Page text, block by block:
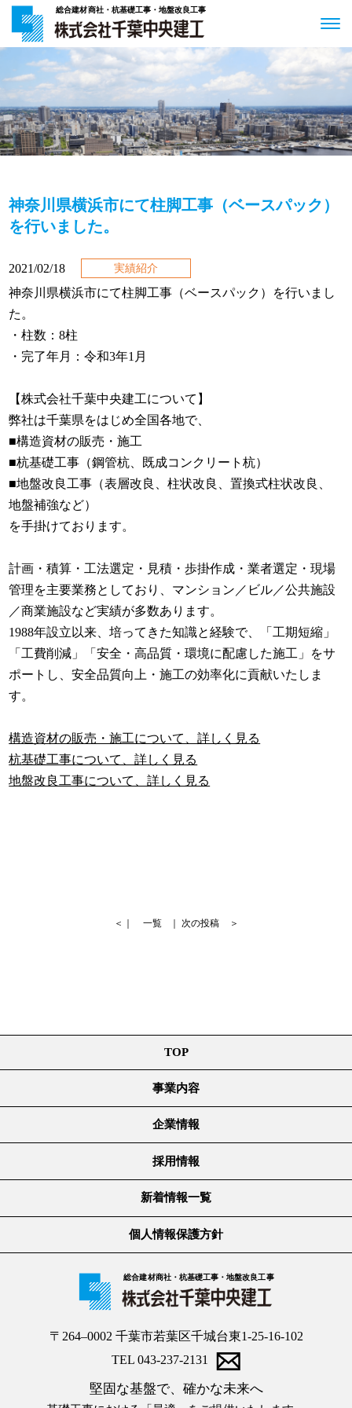
総合建材商社・杭基礎工事・地盤改良工事
神奈川県横浜市にて柱脚工事（ベースパック）
を行いました。
2021/02/18 実績紹介
神奈川県横浜市にて柱脚工事（ベースパック）を行いまし
た。
・柱数：8柱
・完了年月：令和3年1月
【株式会社千葉中央建工について】
弊社は千葉県をはじめ全国各地で、
■構造資材の販売・施工
■杭基礎工事（鋼管杭、既成コンクリート杭）
■地盤改良工事（表層改良、柱状改良、置換式柱状改良、
地盤補強など）
を手掛けております。
計画・積算・工法選定・見積・歩掛作成・業者選定・現場
管理を主要業務としており、マンション／ビル／公共施設
／商業施設など実績が多数あります。
1988年設立以来、培ってきた知識と経験で、「工期短縮」
「工費削減」「安全・高品質・環境に配慮した施工」をサ
ポートし、安全品質向上・施工の効率化に貢献いたしま
す。
構造資材の販売・施工について、詳しく見る
杭基礎工事について、詳しく見る
地盤改良工事について、詳しく見る
＜｜ 一覧 ｜ 次の投稿 ＞
TOP
事業内容
企業情報
採用情報
新着情報一覧
個人情報保護方針
総合建材商社・杭基礎工事・地盤改良工事
〒264–0002 千葉市若葉区千城台東1-25-16-102
TEL 043-237-2131
堅固な基盤で、確かな未来へ